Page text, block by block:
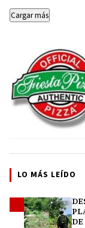
Cargar más
LO MÁS LEÍDO